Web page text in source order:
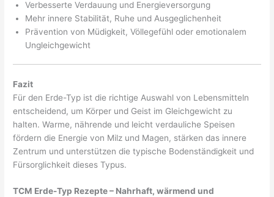
Verbesserte Verdauung und Energieversorgung
Mehr innere Stabilität, Ruhe und Ausgeglichenheit
Prävention von Müdigkeit, Völlegefühl oder emotionalem
Ungleichgewicht
Fazit
Für den Erde-Typ ist die richtige Auswahl von Lebensmitteln
entscheidend, um Körper und Geist im Gleichgewicht zu
halten. Warme, nährende und leicht verdauliche Speisen
fördern die Energie von Milz und Magen, stärken das innere
Zentrum und unterstützen die typische Bodenständigkeit und
Fürsorglichkeit dieses Typus.
TCM Erde-Typ Rezepte – Nahrhaft, wärmend und